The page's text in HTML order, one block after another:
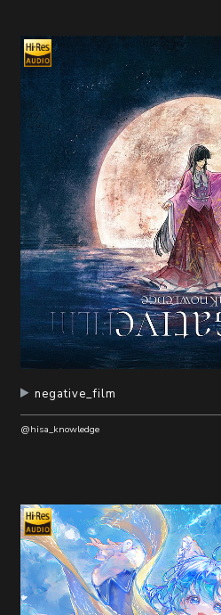
negative_film
@hisa_knowledge